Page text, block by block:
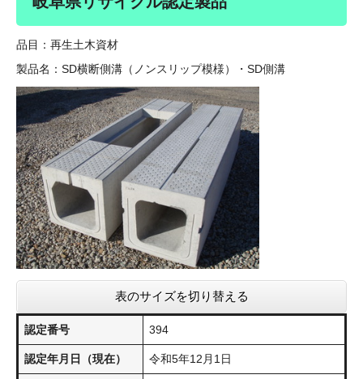
品目：再生土木資材
製品名：SD横断側溝（ノンスリップ模様）・SD側溝
表のサイズを切り替える
認定番号 394
認定年月日（現在） 令和5年12月1日